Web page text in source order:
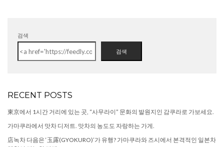
검색
검색
RECENT POSTS
東京에서 1시간 거리에 있는 곳, “사무라이” 문화의 발원지인 감쿠라로 가보세요.
가마쿠라에서 맛차 디저트. 맛차의 농도도 자랑하는 가게.
店녹차 다음은 ‘玉露(GYOKURO)’가 유행? 가마쿠라와 즈시에서 본격적인 일본차